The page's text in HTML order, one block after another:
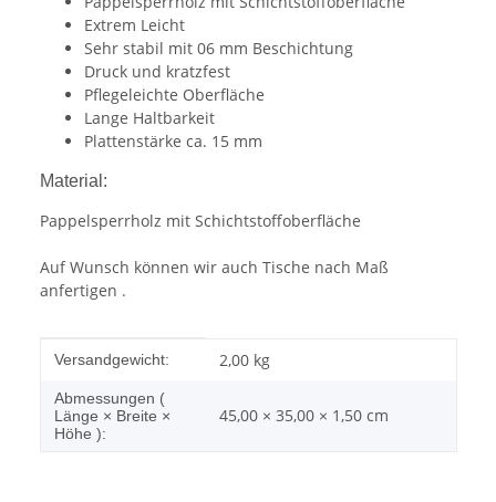
Extrem Leicht
Sehr stabil mit 06 mm Beschichtung
Druck und kratzfest
Pflegeleichte Oberfläche
Lange Haltbarkeit
Plattenstärke ca. 15 mm
Material:
Pappelsperrholz mit Schichtstoffoberfläche
Auf Wunsch können wir auch Tische nach Maß
anfertigen .
Produkteigenschaft
Wert
Versandgewicht: 2,00 kg
Abmessungen (
Länge × Breite ×
Höhe ):
45,00 × 35,00 × 1,50 cm